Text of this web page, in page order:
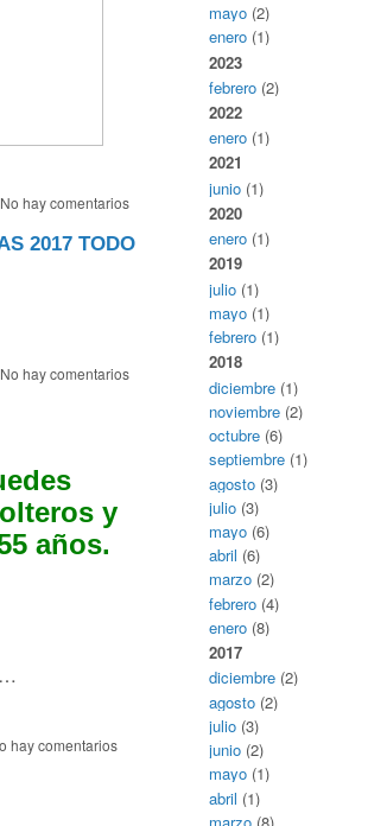
hay comentarios
2017 TODO
hay comentarios
y
años.
…
hay comentarios
mayo(2)
enero(1)
2023
febrero(2)
2022
enero(1)
2021
junio(1)
2020
enero(1)
2019
julio(1)
mayo(1)
febrero(1)
2018
diciembre(1)
noviembre(2)
octubre(6)
septiembre(1)
agosto(3)
julio(3)
mayo(6)
abril (6)
marzo(2)
febrero(4)
enero(8)
2017
diciembre(2)
agosto(2)
julio(3)
junio(2)
mayo(1)
abril (1)